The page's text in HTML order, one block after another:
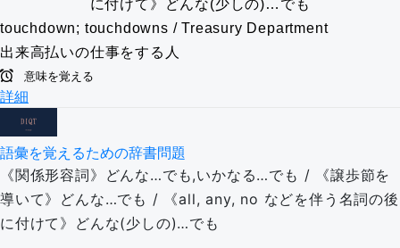
に付けて》どんな(少しの)…でも
touchdown; touchdowns / Treasury Department
出来高払いの仕事をする人
意味を覚える
詳細
語彙を覚えるための辞書問題
《関係形容詞》どんな…でも,いかなる…でも / 《譲歩節を
導いて》どんな…でも / 《all, any, no などを伴う名詞の後
に付けて》どんな(少しの)…でも